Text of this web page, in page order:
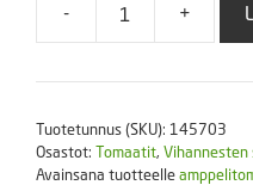
-
25
määrä
+
Tuotetunnus (SKU): 145703
Osastot: Tomaatit, Vihannesten
Avainsana tuotteelle